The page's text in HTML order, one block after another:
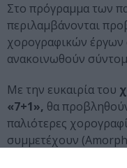
Στο πρόγραμμα των
περιλαμβάνονται
χορογραφικών έργων
ανακοινωθούν
Με την ευκαιρία του
«7+1», θα
παλιότερες
συμμετέχουν